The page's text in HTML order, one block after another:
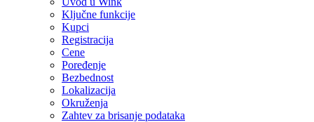
Ključne funkcije
Kupci
Registracija
Cene
Poređenje
Bezbednost
Lokalizacija
Okruženja
Zahtev za brisanje podataka